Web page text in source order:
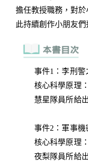
事件1：李刑警
核心科學原理
慧星隊員所給
事件2：軍事機
核心科學原理
夜梨隊員所給